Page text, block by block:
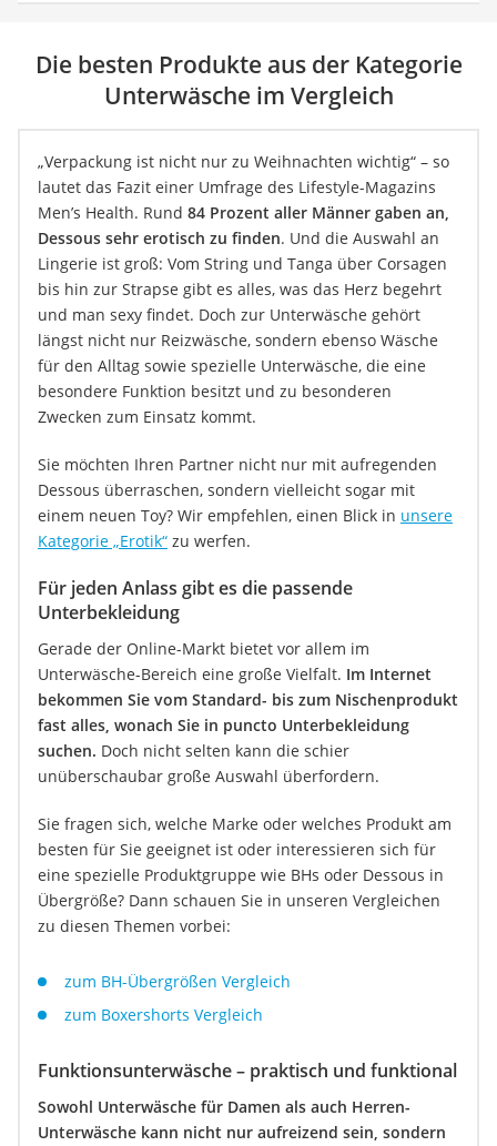
Die besten Produkte aus der Kategorie
Unterwäsche im Vergleich
„Verpackung ist nicht nur zu Weihnachten wichtig“ – so
lautet das Fazit einer Umfrage des Lifestyle-Magazins
Men’s Health. Rund 84 Prozent aller Männer gaben an,
Dessous sehr erotisch zu finden. Und die Auswahl an
Lingerie ist groß: Vom String und Tanga über Corsagen
bis hin zur Strapse gibt es alles, was das Herz begehrt
und man sexy findet. Doch zur Unterwäsche gehört
längst nicht nur Reizwäsche, sondern ebenso Wäsche
für den Alltag sowie spezielle Unterwäsche, die eine
besondere Funktion besitzt und zu besonderen
Zwecken zum Einsatz kommt.
Sie möchten Ihren Partner nicht nur mit aufregenden
Dessous überraschen, sondern vielleicht sogar mit
einem neuen Toy? Wir empfehlen, einen Blick in unsere
Kategorie „Erotik“ zu werfen.
Für jeden Anlass gibt es die passende
Unterbekleidung
Gerade der Online-Markt bietet vor allem im
Unterwäsche-Bereich eine große Vielfalt. Im Internet
bekommen Sie vom Standard- bis zum Nischenprodukt
fast alles, wonach Sie in puncto Unterbekleidung
suchen. Doch nicht selten kann die schier
unüberschaubar große Auswahl überfordern.
Sie fragen sich, welche Marke oder welches Produkt am
besten für Sie geeignet ist oder interessieren sich für
eine spezielle Produktgruppe wie BHs oder Dessous in
Übergröße? Dann schauen Sie in unseren Vergleichen
zu diesen Themen vorbei:
zum BH-Übergrößen Vergleich
zum Boxershorts Vergleich
Funktionsunterwäsche – praktisch und funktional
Sowohl Unterwäsche für Damen als auch Herren-
Unterwäsche kann nicht nur aufreizend sein, sondern